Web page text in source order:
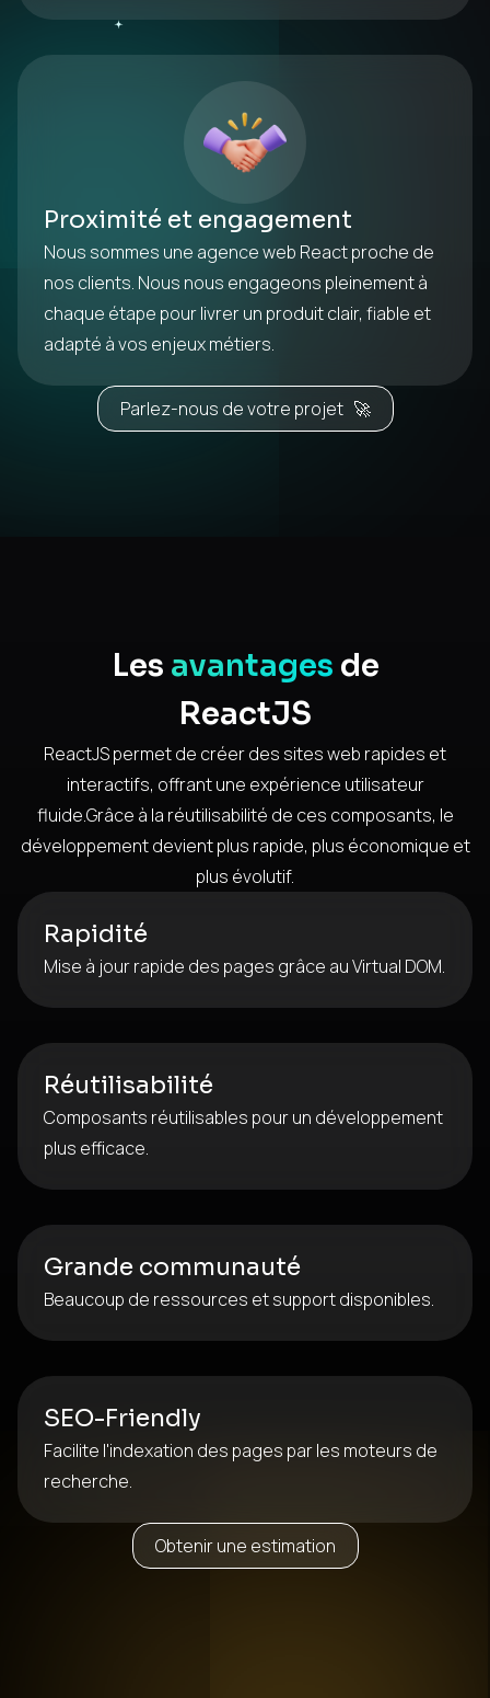
Proximité et engagement
Nous sommes une agence web React proche de
nos clients. Nous nous engageons pleinement à
chaque étape pour livrer un produit clair, fiable et
adapté à vos enjeux métiers.
Parlez-nous de votre projet 🚀
Les avantages de
ReactJS
ReactJS permet de créer des sites web rapides et
interactifs, offrant une expérience utilisateur
fluide.Grâce à la réutilisabilité de ces composants, le
développement devient plus rapide, plus économique et
plus évolutif.
Rapidité
Mise à jour rapide des pages grâce au Virtual DOM.
Réutilisabilité
Composants réutilisables pour un développement
plus efficace.
Grande communauté
Beaucoup de ressources et support disponibles.
SEO-Friendly
Facilite l'indexation des pages par les moteurs de
recherche.
Obtenir une estimation